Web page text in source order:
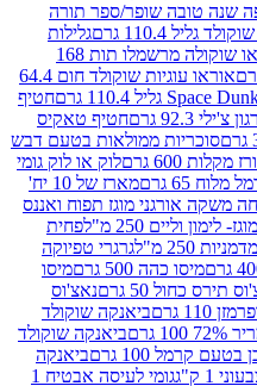
ספר תורה
גלילות
אוראו שוקולה מרשמלו תות 168
אוראו עוגיות שוקולד חום 64.4
חטיף
חטיף טאקיס
ממולאות בטעם דבש
לוק או לוק גומי
מארז של 10 יח'
מוגז תפוח ואננס
מ"ל
פחית
גרגרי טפיוקה
500 גרם
מיסו
נאצ'וס
ביאנקה שוקולד
ביאנקה שוקולד
ביאנקה
גומי לעיסה אבטיח 1